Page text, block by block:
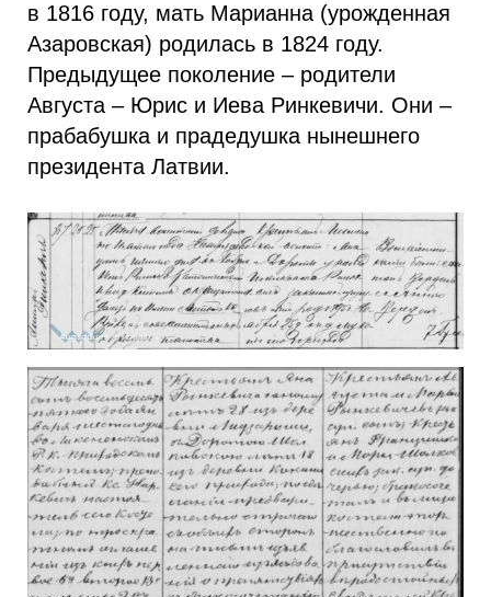
в 1816 году, мать Марианна (урожденная
Азаровская) родилась в 1824 году.
Предыдущее поколение – родители
Августа – Юрис и Иева Ринкевичи. Они –
прабабушка и прадедушка нынешнего
президента Латвии.